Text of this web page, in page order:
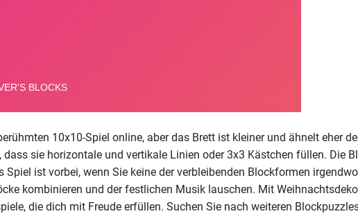
10x10-Spiel online, aber das Brett ist kleiner und ähnelt eher
sie horizontale und vertikale Linien oder 3x3 Kästchen füllen. Die
ist vorbei, wenn Sie keine der verbleibenden Blockformen
kombinieren und der festlichen Musik lauschen. Mit
die dich mit Freude erfüllen. Suchen Sie nach weiteren